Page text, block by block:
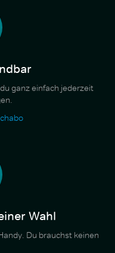
ganz einfach jederzeit
Wahl
Du brauchst keinen